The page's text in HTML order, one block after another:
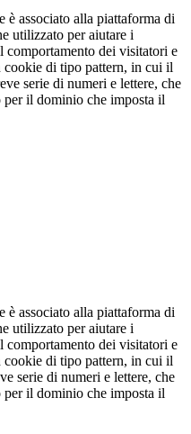
è associato alla piattaforma di
utilizzato per aiutare i
dei visitatori e
cookie di tipo pattern, in cui il
serie di numeri e lettere, che
il dominio che imposta il
è associato alla piattaforma di
utilizzato per aiutare i
dei visitatori e
cookie di tipo pattern, in cui il
serie di numeri e lettere, che
il dominio che imposta il